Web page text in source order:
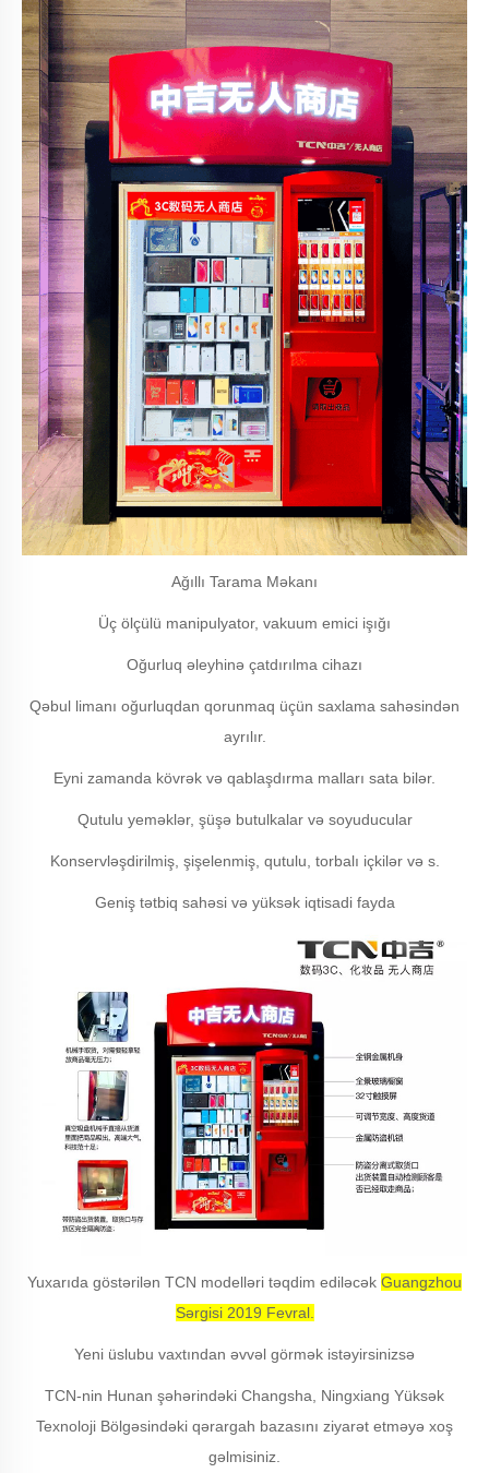
Ağıllı Tarama Məkanı
Üç ölçülü manipulyator, vakuum emici işığı
Oğurluq əleyhinə çatdırılma cihazı
Qəbul limanı oğurluqdan qorunmaq üçün saxlama sahəsindən
ayrılır.
Eyni zamanda kövrək və qablaşdırma malları sata bilər.
Qutulu yeməklər, şüşə butulkalar və soyuducular
Konservləşdirilmiş, şişelenmiş, qutulu, torbalı içkilər və s.
Geniş tətbiq sahəsi və yüksək iqtisadi fayda
Yuxarıda göstərilən TCN modelləri təqdim ediləcək Guangzhou
Sərgisi 2019 Fevral.
Yeni üslubu vaxtından əvvəl görmək istəyirsinizsə
TCN-nin Hunan şəhərindəki Changsha, Ningxiang Yüksək
Texnoloji Bölgəsindəki qərargah bazasını ziyarət etməyə xoş
gəlmisiniz.